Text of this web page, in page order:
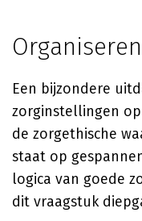
Een bijzondere
zorginstellingen
de zorgethische
staat op
logica van goede
dit vraagstuk